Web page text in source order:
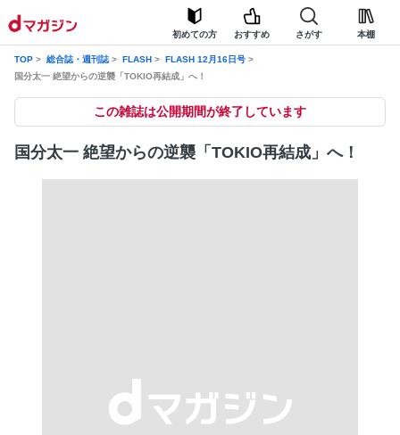
初めての方 おすすめ さがす 本棚
TOP 総合誌・週刊誌 FLASH
FLASH 12月16日号
国分太一 絶望からの逆襲「TOKIO再結成」へ！
この雑誌は公開期間が終了しています
国分太一 絶望からの逆襲「TOKIO再結成」へ！